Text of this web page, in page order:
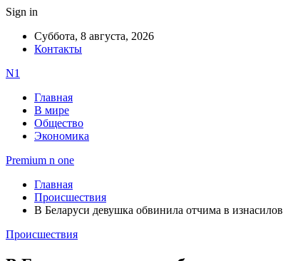
Sign in
Суббота, 8 августа, 2026
Контакты
N1
Главная
В мире
Общество
Экономика
Premium n one
Главная
Происшествия
В Беларуси девушка обвинила отчима в
Происшествия